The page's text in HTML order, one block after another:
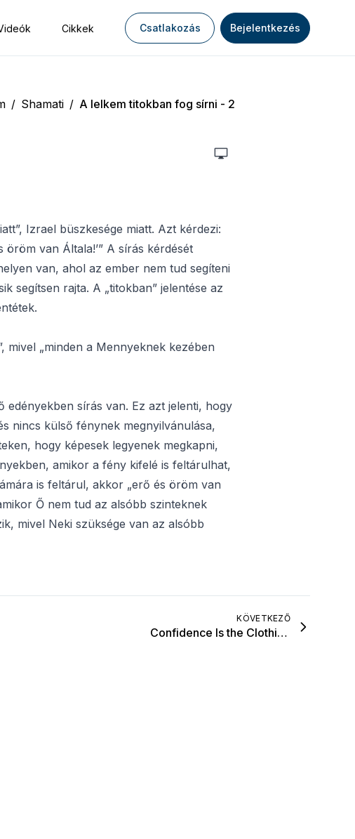
Cikkek Csatlakozás Bejelentkezés
/ Shamati / A lelkem titokban fog sírni - 2
Izrael büszkesége miatt. Azt kérdezi:
öröm van Általa!’” A sírás kérdését
van, ahol az ember nem tud segíteni
segítsen rajta. A „titokban” jelentése az
mivel „minden a Mennyeknek kezében
sírás van. Ez azt jelenti, hogy
nincs külső fénynek megnyilvánulása,
hogy képesek legyenek megkapni,
amikor a fény kifelé is feltárulhat,
is feltárul, akkor „erő és öröm van
Ő nem tud az alsóbb szinteknek
mivel Neki szüksége van az alsóbb
KÖVETKEZŐ
Confidence Is the Clothing for the Light